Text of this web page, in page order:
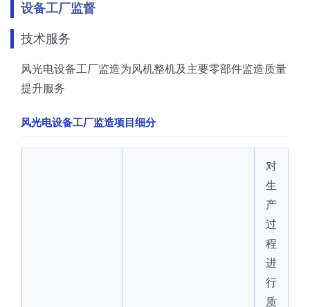
设备工厂监督
技术服务
风光电设备工厂监造为风机整机及主要零部件监造质量
提升服务
风光电设备工厂监造项目细分
对
生
产
过
程
进
行
质